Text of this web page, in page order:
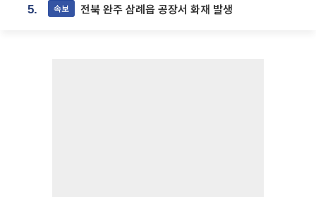
5. 속보 전북 완주 삼례읍 공장서 화재 발생